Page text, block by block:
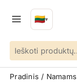
Kalba
🇱🇹
LT ▼
Pradinis Namams